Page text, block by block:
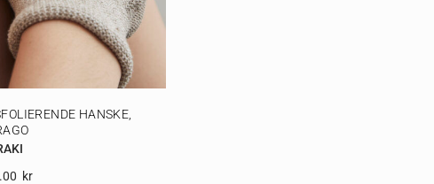
HANSKE,
Kr